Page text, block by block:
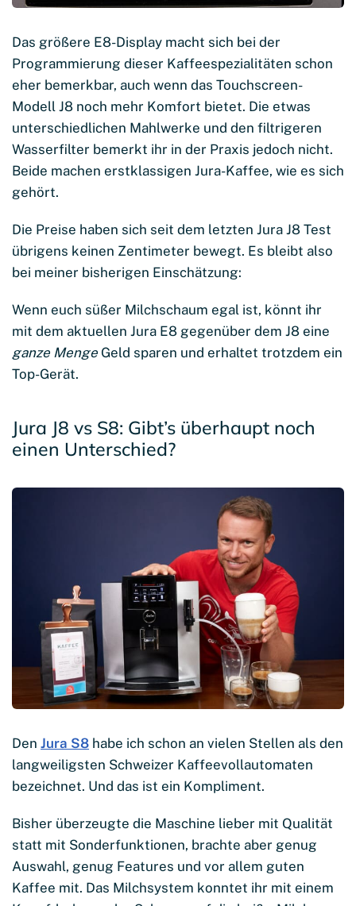
Das größere E8-Display macht sich bei der
Programmierung dieser Kaffeespezialitäten schon
eher bemerkbar, auch wenn das Touchscreen-
Modell J8 noch mehr Komfort bietet. Die etwas
unterschiedlichen Mahlwerke und den filtrigeren
Wasserfilter bemerkt ihr in der Praxis jedoch nicht.
Beide machen erstklassigen Jura-Kaffee, wie es sich
gehört.
Die Preise haben sich seit dem letzten Jura J8 Test
übrigens keinen Zentimeter bewegt. Es bleibt also
bei meiner bisherigen Einschätzung:
Wenn euch süßer Milchschaum egal ist, könnt ihr
mit dem aktuellen Jura E8 gegenüber dem J8 eine
ganze Menge Geld sparen und erhaltet trotzdem ein
Top-Gerät.
Jura J8 vs S8: Gibt’s überhaupt noch
einen Unterschied?
Den Jura S8 habe ich schon an vielen Stellen als den
langweiligsten Schweizer Kaffeevollautomaten
bezeichnet. Und das ist ein Kompliment.
Bisher überzeugte die Maschine lieber mit Qualität
statt mit Sonderfunktionen, brachte aber genug
Auswahl, genug Features und vor allem guten
Kaffee mit. Das Milchsystem konntet ihr mit einem